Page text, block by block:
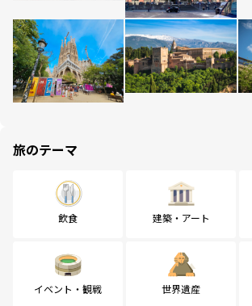
旅のテーマ
飲食 建築・アート
イベント・観戦 世界遺産